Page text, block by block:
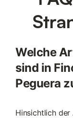
Welche
sind in
Peguera
Hinsichtlich der